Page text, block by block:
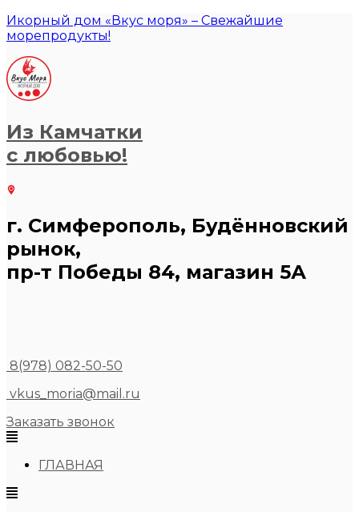
Икорный дом «Вкус моря» – Свежайшие
морепродукты!
Из Камчатки
с любовью!
г. Симферополь, Будённовский
рынок,
пр-т Победы 84, магазин 5А
8(978) 082-50-50
vkus_moria@mail.ru
Заказать звонок
ГЛАВНАЯ